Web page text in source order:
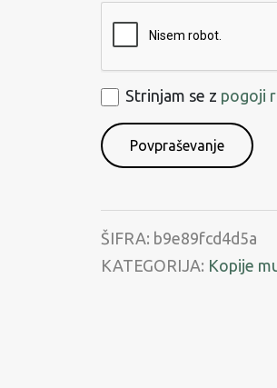
Strinjam
se
s
Strinjam se z pogoji
ŠIFRA: b9e89fcd4d5a
KATEGORIJA: Kopije